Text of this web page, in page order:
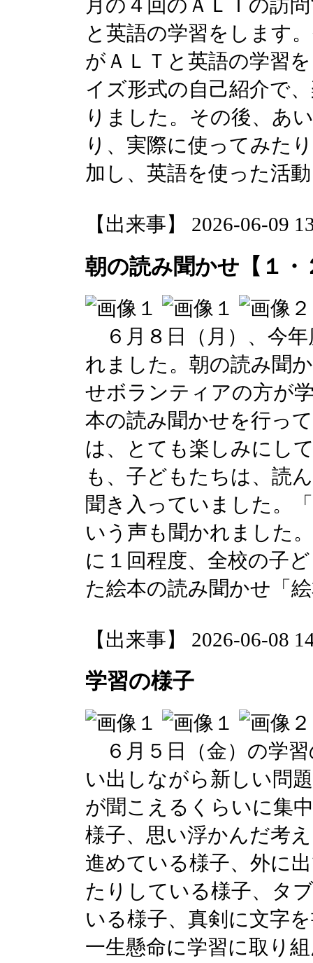
月の４回のＡＬＴの訪
と英語の学習をします
がＡＬＴと英語の学習
イズ形式の自己紹介で
りました。その後、あ
り、実際に使ってみた
加し、英語を使った活
【出来事】 2026-06-09
朝の読み聞かせ【１・
６月８日（月）、今
れました。朝の読み聞
せボランティアの方が
本の読み聞かせを行っ
は、とても楽しみにし
も、子どもたちは、読
聞き入っていました。
いう声も聞かれました
に１回程度、全校の子
た絵本の読み聞かせ「
【出来事】 2026-06-08
学習の様子
６月５日（金）の学
い出しながら新しい問
が聞こえるくらいに集
様子、思い浮かんだ考
進めている様子、外に
たりしている様子、タ
いる様子、真剣に文字
一生懸命に学習に取り